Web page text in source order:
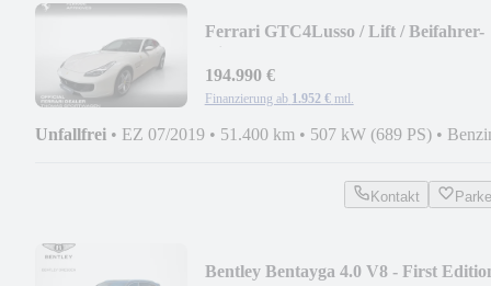
Ferrari GTC4Lusso / Lift / Beifahrer-
194.990 €
Finanzierung ab 1.952 € mtl.
Unfallfrei • EZ 07/2019 • 51.400 km • 507 kW (689 PS) •
Kontakt
Bentley Bentayga 4.0 V8 - First